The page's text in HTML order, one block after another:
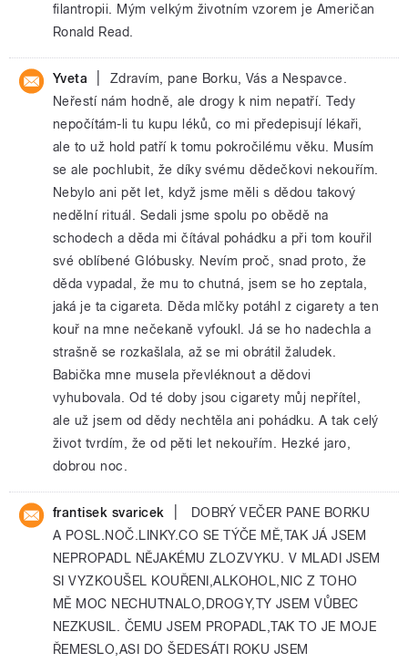
filantropii. Mým velkým životním vzorem je Američan
Ronald Read.
Yveta
Zdravím, pane Borku, Vás a Nespavce.
Neřestí nám hodně, ale drogy k nim nepatří. Tedy
nepočítám-li tu kupu léků, co mi předepisují lékaři,
ale to už hold patří k tomu pokročilému věku. Musím
se ale pochlubit, že díky svému dědečkovi nekouřím.
Nebylo ani pět let, když jsme měli s dědou takový
nedělní rituál. Sedali jsme spolu po obědě na
schodech a děda mi čítával pohádku a při tom kouřil
své oblíbené Glóbusky. Nevím proč, snad proto, že
děda vypadal, že mu to chutná, jsem se ho zeptala,
jaká je ta cigareta. Děda mlčky potáhl z cigarety a ten
kouř na mne nečekaně vyfoukl. Já se ho nadechla a
strašně se rozkašlala, až se mi obrátil žaludek.
Babička mne musela převléknout a dědovi
vyhubovala. Od té doby jsou cigarety můj nepřítel,
ale už jsem od dědy nechtěla ani pohádku. A tak celý
život tvrdím, že od pěti let nekouřím. Hezké jaro,
dobrou noc.
frantisek svaricek
DOBRÝ VEČER PANE BORKU
A POSL.NOČ.LINKY.CO SE TÝČE MĚ,TAK JÁ JSEM
NEPROPADL NĚJAKÉMU ZLOZVYKU. V MLADI JSEM
SI VYZKOUŠEL KOUŘENI,ALKOHOL,NIC Z TOHO
MĚ MOC NECHUTNALO,DROGY,TY JSEM VŮBEC
NEZKUSIL. ČEMU JSEM PROPADL,TAK TO JE MOJE
ŘEMESLO,ASI DO ŠEDESÁTI ROKU JSEM